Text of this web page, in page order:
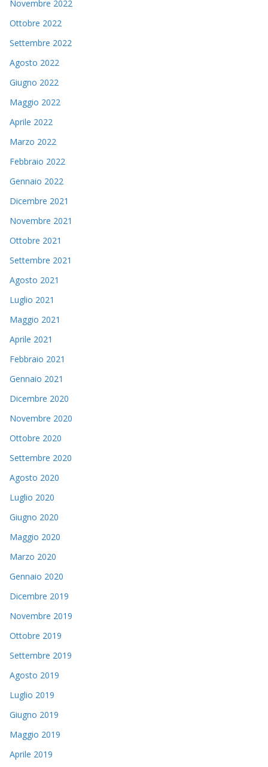
Novembre 2022
Ottobre 2022
Settembre 2022
Agosto 2022
Giugno 2022
Maggio 2022
Aprile 2022
Marzo 2022
Febbraio 2022
Gennaio 2022
Dicembre 2021
Novembre 2021
Ottobre 2021
Settembre 2021
Agosto 2021
Luglio 2021
Maggio 2021
Aprile 2021
Febbraio 2021
Gennaio 2021
Dicembre 2020
Novembre 2020
Ottobre 2020
Settembre 2020
Agosto 2020
Luglio 2020
Giugno 2020
Maggio 2020
Marzo 2020
Gennaio 2020
Dicembre 2019
Novembre 2019
Ottobre 2019
Settembre 2019
Agosto 2019
Luglio 2019
Giugno 2019
Maggio 2019
Aprile 2019